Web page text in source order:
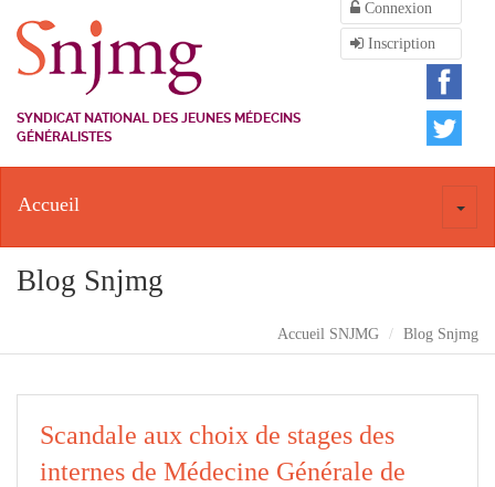
Connexion
Inscription
SYNDICAT NATIONAL DES JEUNES MÉDECINS
GÉNÉRALISTES
Toggle
Accueil
Blog Snjmg
Accueil SNJMG Blog Snjmg
Scandale aux choix de stages des
internes de Médecine Générale de